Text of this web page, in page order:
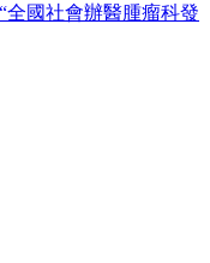
全國社會辦醫腫瘤科發